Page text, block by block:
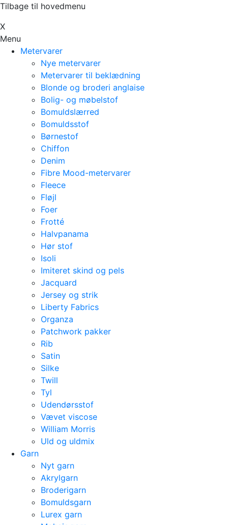
Tilbage til hovedmenu
Х
Menu
Metervarer
Nye metervarer
Metervarer til beklædning
Blonde og broderi anglaise
Bolig- og møbelstof
Bomuldslærred
Bomuldsstof
Børnestof
Chiffon
Denim
Fibre Mood-metervarer
Fleece
Fløjl
Foer
Frotté
Halvpanama
Hør stof
Isoli
Imiteret skind og pels
Jacquard
Jersey og strik
Liberty Fabrics
Organza
Patchwork pakker
Rib
Satin
Silke
Twill
Tyl
Udendørsstof
Vævet viscose
William Morris
Uld og uldmix
Garn
Nyt garn
Akrylgarn
Broderigarn
Bomuldsgarn
Lurex garn